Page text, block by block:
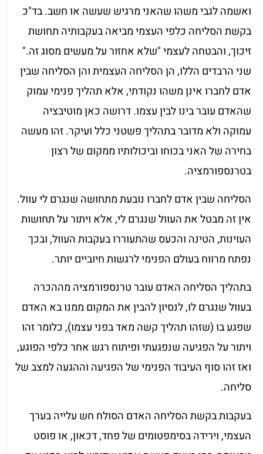
ואשמה לגבי משהו שהאני מרגיש שעשה או חשב. בד"כ
בקשת הסליחה כלפי העצמי מביאה בעקבותיה תחושת
זיכוך, והבטחה לעצמי "שלא אחזור על מעשים מסוג זה."
שני הרבדים הללו, הן הסליחה העצמית והן הסליחה שבין
אדם לחברו אינן משהו נקודתי, אלא תהליך פנימי עמוק
שהאדם עובר בינו לבין עצמו. דרושה כאן מוטיבציה
עמוקה ולא מדובר בתהליך פשטני כלל ועיקר. זהו מעשה
בחירה של האני בכוחו וביכולותיו ממקום של רצון
בטרנספורמציה.
הסליחה שבין אדם לחברו נובעת מתחושה שנגרם לי עוול.
אין זה מבטל את העוול שנגרם לי, אלא ויתור על תחושות
העוינות, הטינה והכעס שהתעוררו בעקבות העוול, ובכך
נפתח מרווח בעולם הפנימי לרגשות חיוביים יותר.
בתהליך הסליחה האדם עובר טרנספורמציה מההכרה
בעוול שנגרם לו, לנסיון להבין את המקום ממנו בא האדם
שפגע בו (שזהו תהליך קשה מאד בפני עצמו), כלומר זהו
ויתור על הפגיעה שנפגעתי ופיתוח רגש אחר כלפי הפוגע,
ואז זהו סוף העיבוד הפנימי של הפגיעה וההגעה למצב של
סליחה.
בעקבות בקשת הסליחה האדם הסולח חש עלייה בערך
העצמי, וירידה בסימפטומים של פחד, דכאון, או פוסט